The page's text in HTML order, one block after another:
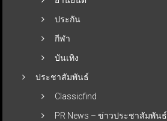
ประกัน
กีฬา
บันเทิง
ประชาสัมพันธ์
Classicfind
PR News – ข่าวประชาสัมพันธ์